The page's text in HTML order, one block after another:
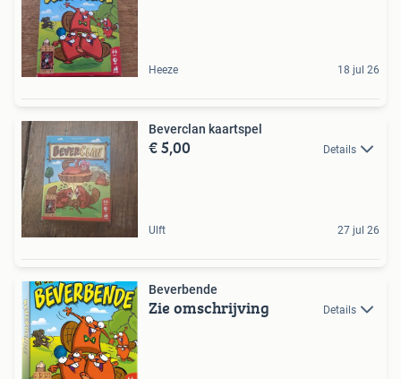
Heeze 18 jul 26
Beverclan kaartspel
€ 5,00 Details
Ulft 27 jul 26
Beverbende
Zie omschrijving Details